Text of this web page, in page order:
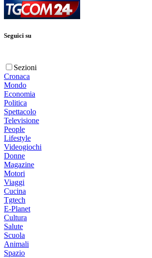
Seguici su
Sezioni
Cronaca
Mondo
Economia
Politica
Spettacolo
Televisione
People
Lifestyle
Videogiochi
Donne
Magazine
Motori
Viaggi
Cucina
Tgtech
E-Planet
Cultura
Salute
Scuola
Animali
Spazio